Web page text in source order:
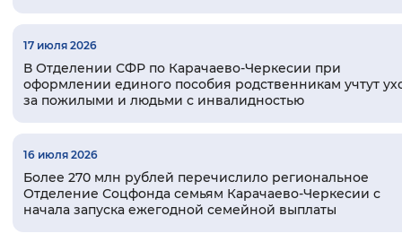
17 июля 2026
В Отделении СФР по Карачаево-Черкесии при
оформлении единого пособия родственникам учтут
за пожилыми и людьми с инвалидностью
16 июля 2026
Более 270 млн рублей перечислило региональное
Отделение Соцфонда семьям Карачаево-Черкесии с
начала запуска ежегодной семейной выплаты